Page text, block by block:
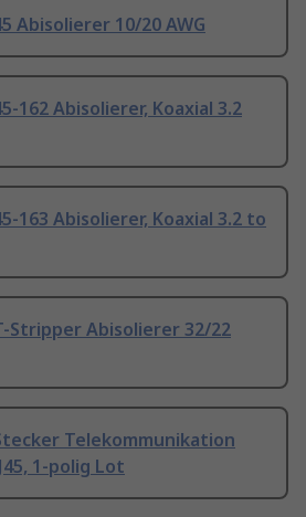
Abisolierer 10/20 AWG
162 Abisolierer, Koaxial 3.2
163 Abisolierer, Koaxial 3.2 to
Stripper Abisolierer 32/22
Telekommunikation
1-polig Lot